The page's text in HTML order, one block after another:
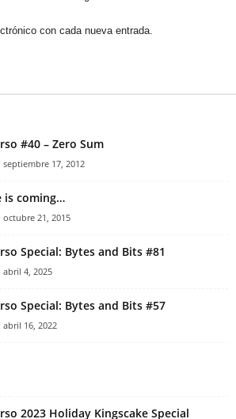
con cada nueva entrada.
#40 – Zero Sum
septiembre 17, 2012
is coming…
octubre 21, 2015
Special: Bytes and Bits #81
abril 4, 2025
Special: Bytes and Bits #57
abril 16, 2022
2023 Holiday Kingscake Special